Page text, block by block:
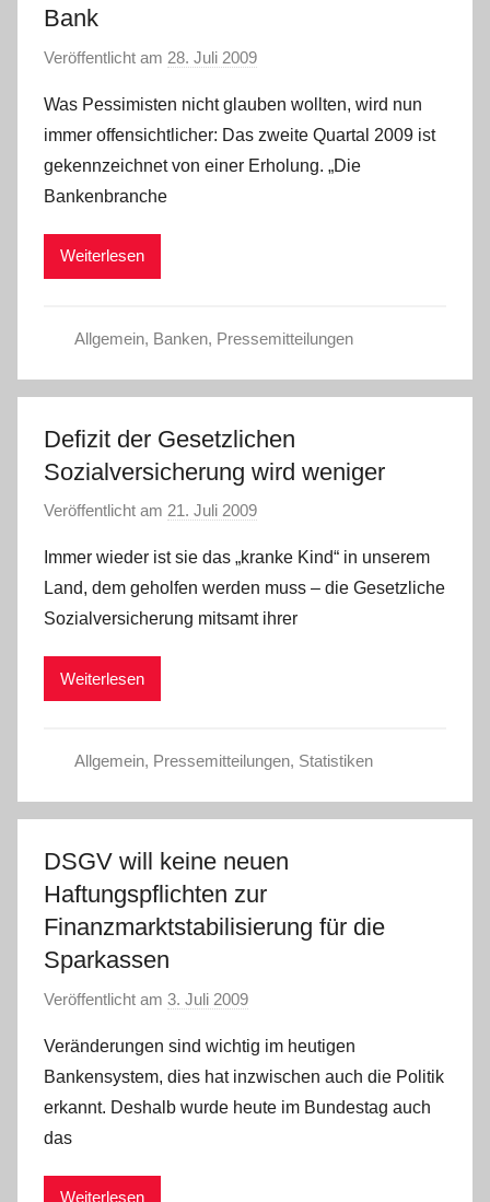
Bank
Veröffentlicht am 28. Juli 2009
n
C
h
l
.
Was Pessimisten nicht glauben wollten, wird nun
immer offensichtlicher: Das zweite Quartal 2009 ist
gekennzeichnet von einer Erholung. „Die
Bankenbranche
Weiterlesen
Allgemein, Banken, Pressemitteilungen
Defizit der Gesetzlichen
Sozialversicherung wird weniger
Veröffentlicht am 21. Juli 2009
n
C
h
e
W
Immer wieder ist sie das „kranke Kind“ in unserem
Land, dem geholfen werden muss – die Gesetzliche
Sozialversicherung mitsamt ihrer
Weiterlesen
Allgemein, Pressemitteilungen, Statistiken
DSGV will keine neuen
Haftungspflichten zur
Finanzmarktstabilisierung für die
Sparkassen
Veröffentlicht am 3. Juli 2009
n
Veränderungen sind wichtig im heutigen
Bankensystem, dies hat inzwischen auch die Politik
erkannt. Deshalb wurde heute im Bundestag auch
das
Weiterlesen